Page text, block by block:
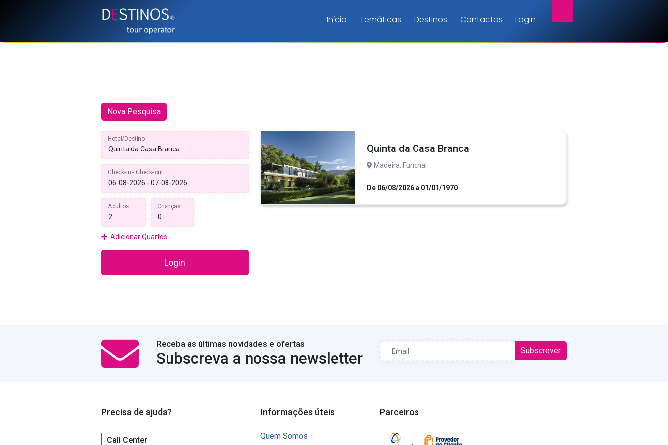
Início Temáticas Destinos Contactos Login
Nova Pesquisa
Hotel/Destino
Check-in - Check-out
Adultos Crianças
Adicionar Quartos
Login
Quinta da Casa Branca
Madeira, Funchal
De 06/08/2026 a 01/01/1970
Receba as últimas novidades e ofertas
Subscreva a nossa newsletter Subscrever
Precisa de ajuda?
Call Center
Informações úteis
Quem Somos
Parceiros